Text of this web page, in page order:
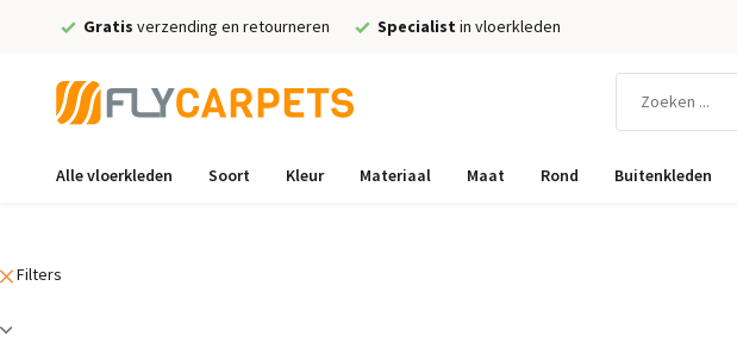
Gratis verzending en retourneren Specialist in vloerkleden
Alle vloerkleden Soort Kleur Materiaal Maat Rond Buitenkleden
Filters